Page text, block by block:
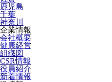
鹿児島
千葉
神奈川
企業情報
会社概要
健康経営
組織図
CSR情報
役員紹介
新着情報